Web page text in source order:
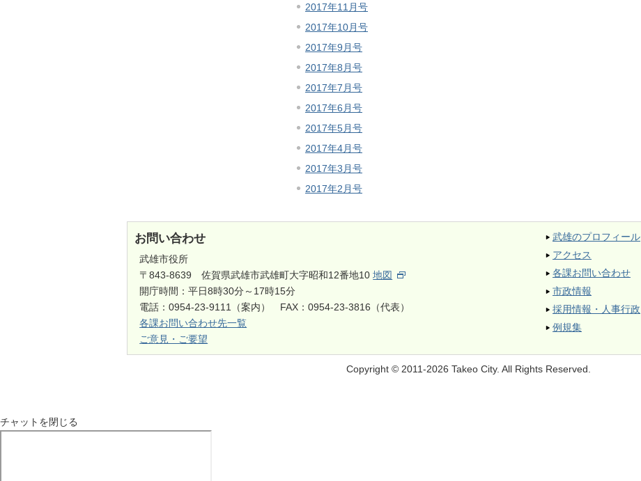
2017年11月号
2017年10月号
2017年9月号
2017年8月号
2017年7月号
2017年6月号
2017年5月号
2017年4月号
2017年3月号
2017年2月号
お問い合わせ
武雄市役所
〒843-8639 佐賀県武雄市武雄町大字昭和12番地10地図
開庁時間：平日8時30分～17時15分
電話：0954-23-9111（案内） FAX：0954-23-3816（代表）
各課お問い合わせ先一覧
ご意見・ご要望
武雄のプロフィール
アクセス
各課お問い合わせ
市政情報
採用情報・人事行政
例規集
Copyright © 2011-2026 Takeo City. All Rights Reserved.
チャットを閉じる